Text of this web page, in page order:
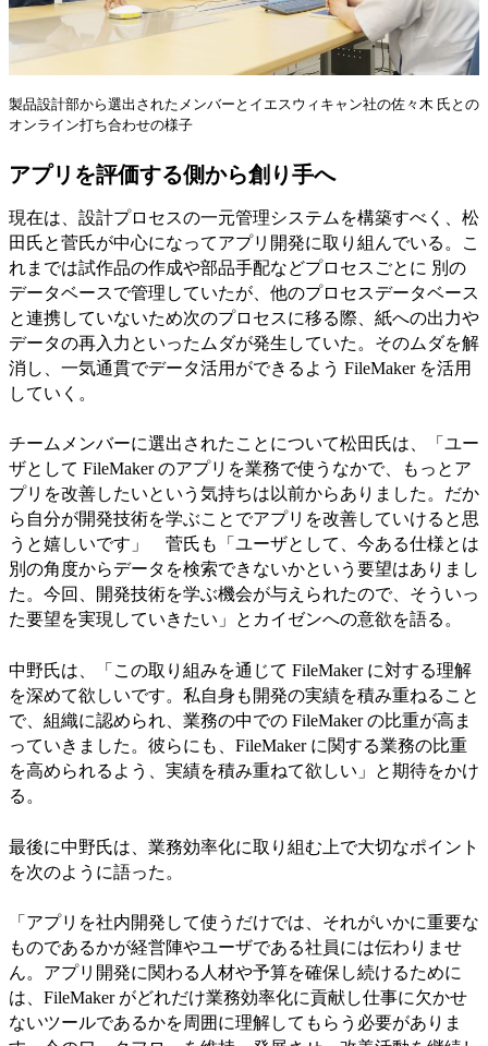
製品設計部から選出されたメンバーとイエスウィキャン社の佐々木 氏との
オンライン打ち合わせの様子
アプリを評価する側から創り手へ
現在は、設計プロセスの一元管理システムを構築すべく、松
田氏と菅氏が中心になってアプリ開発に取り組んでいる。こ
れまでは試作品の作成や部品手配などプロセスごとに 別の
データベースで管理していたが、他のプロセスデータベース
と連携していないため次のプロセスに移る際、紙への出力や
データの再入力といったムダが発生していた。そのムダを解
消し、一気通貫でデータ活用ができるよう FileMaker を活用
していく。
チームメンバーに選出されたことについて松田氏は、「ユー
ザとして FileMaker のアプリを業務で使うなかで、もっとア
プリを改善したいという気持ちは以前からありました。だか
ら自分が開発技術を学ぶことでアプリを改善していけると思
うと嬉しいです」 菅氏も「ユーザとして、今ある仕様とは
別の角度からデータを検索できないかという要望はありまし
た。今回、開発技術を学ぶ機会が与えられたので、そういっ
た要望を実現していきたい」とカイゼンへの意欲を語る。
中野氏は、「この取り組みを通じて FileMaker に対する理解
を深めて欲しいです。私自身も開発の実績を積み重ねること
で、組織に認められ、業務の中での FileMaker の比重が高ま
っていきました。彼らにも、FileMaker に関する業務の比重
を高められるよう、実績を積み重ねて欲しい」と期待をかけ
る。
最後に中野氏は、業務効率化に取り組む上で大切なポイント
を次のように語った。
「アプリを社内開発して使うだけでは、それがいかに重要な
ものであるかが経営陣やユーザである社員には伝わりませ
ん。アプリ開発に関わる人材や予算を確保し続けるために
は、FileMaker がどれだけ業務効率化に貢献し仕事に欠かせ
ないツールであるかを周囲に理解してもらう必要がありま